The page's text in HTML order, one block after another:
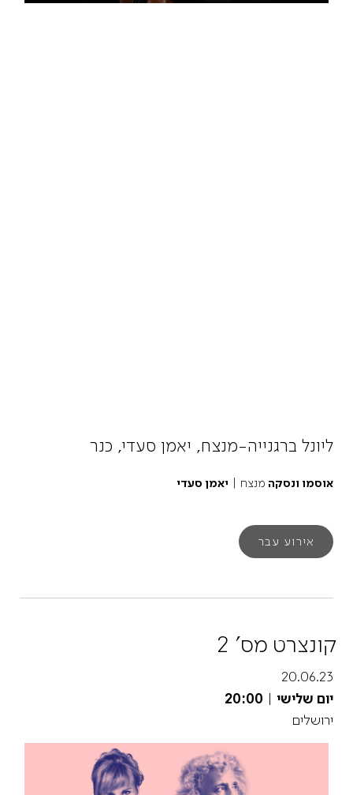
ליונל ברגנייה-מנצח, יאמן סעדי, כנר
אוסמו ונסקה מנצח | יאמן סעדי
אירוע עבר
קונצרט מס' 2
20.06.23
יום שלישי |
20:00
ירושלים